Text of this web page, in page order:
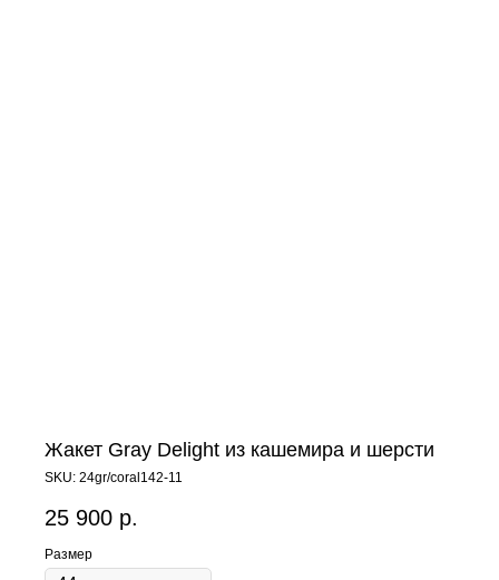
Жакет Gray Delight из кашемира и шерсти
SKU: 24gr/coral142-11
25 900 р.
Размер